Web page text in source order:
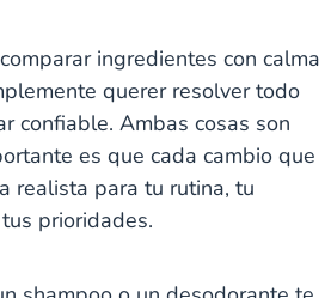
ingredientes con calma
querer resolver todo
confiable. Ambas cosas son
es que cada cambio que
realista para tu rutina, tu
prioridades.